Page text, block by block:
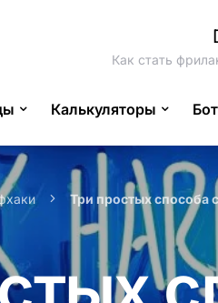
Как стать
Калькуляторы
Три простых способа